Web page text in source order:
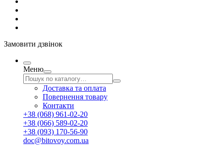
Замовити дзвінок
Меню
Доставка та оплата
Повернення товару
Контакти
+38 (068) 961-02-20
+38 (066) 589-02-20
+38 (093) 170-56-90
doc@bitovoy.com.ua